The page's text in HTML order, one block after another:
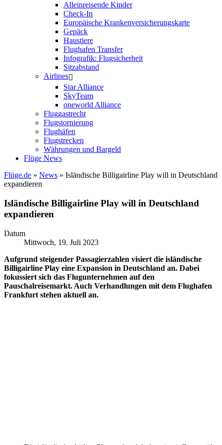
Alleinreisende Kinder
Check-In
Europäische Krankenversicherungskarte
Gepäck
Haustiere
Flughafen Transfer
Infografik: Flugsicherheit
Sitzabstand
Airlines
Star Alliance
SkyTeam
oneworld Alliance
Fluggastrecht
Flugstornierung
Flughäfen
Flugstrecken
Währungen und Bargeld
Flüge News
Flüge.de » News » Isländische Billigairline Play will in Deutschland
expandieren
Isländische Billigairline Play will in Deutschland
expandieren
Datum
Mittwoch, 19. Juli 2023
Aufgrund steigender Passagierzahlen visiert die isländische
Billigairline Play eine Expansion in Deutschland an. Dabei
fokussiert sich das Flugunternehmen auf den
Pauschalreisemarkt. Auch Verhandlungen mit dem Flughafen
Frankfurt stehen aktuell an.